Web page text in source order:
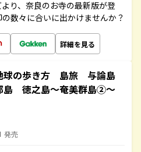
り、奈良のお寺の最新版が登
数々に合いに出かけませんか？
詳細を見る
球の歩き方 島旅 与論島
島 徳之島～奄美群島②～
発売